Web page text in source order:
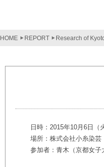
HOME REPORT Research of
日時：2015年10月6日（
場所：株式会社小糸染芸
参加者：青木（京都女